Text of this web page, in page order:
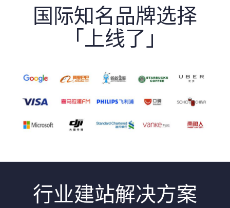
国际知名品牌选择
「上线了」
行业建站解决方案